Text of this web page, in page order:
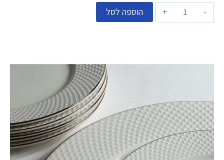
הוספה לסל